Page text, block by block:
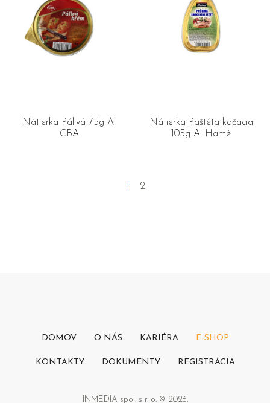
Nátierka Pálivá 75g Al
CBA
Nátierka Paštéta kačacia
105g Al Hamé
1 2
DOMOV O NÁS KARIÉRA E-SHOP
KONTAKTY DOKUMENTY REGISTRÁCIA
INMEDIA spol. s r. o. © 2026.